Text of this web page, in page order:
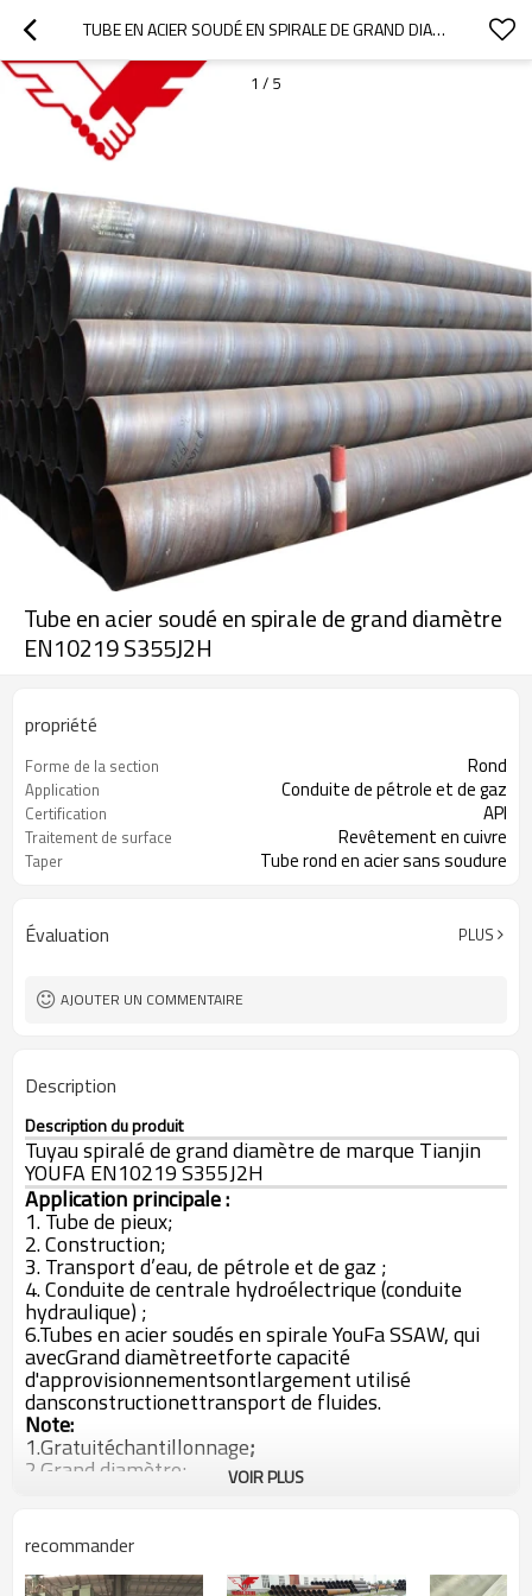
TUBE EN ACIER SOUDÉ EN SPIRALE DE GRAND DIAMÈTRE EN10219 S355J2H
1 / 5
Tube en acier soudé en spirale de grand diamètre
EN10219 S355J2H
propriété
Forme de la section Rond
Application Conduite de pétrole et de gaz
Certification API
Traitement de surface Revêtement en cuivre
Taper Tube rond en acier sans soudure
Évaluation PLUS
AJOUTER UN COMMENTAIRE
Description
Description du produit
Tuyau spiralé de grand diamètre de marque Tianjin
YOUFA EN10219 S355J2H
Application principale :
1. Tube de pieux;
2. Construction;
3. Transport d’eau, de pétrole et de gaz ;
4. Conduite de centrale hydroélectrique (conduite
hydraulique) ;
6.Tubes en acier soudés en spirale YouFa SSAW, qui
avecGrand diamètreetforte capacité
d'approvisionnementsontlargement utilisé
dansconstructionettransport de fluides.
Note:
1.Gratuitéchantillonnage;
2.Grand diamètre;
5.Toutes les autres spécifications
soudés en spirale SSAW
besoins (OEM et ODM) !Prix d'usinevous obtiendrez
VOIR PLUS
recommander